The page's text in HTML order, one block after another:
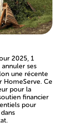
2025, 1
ses
une récente
HomeServe. Ce
pour la
financier
pour